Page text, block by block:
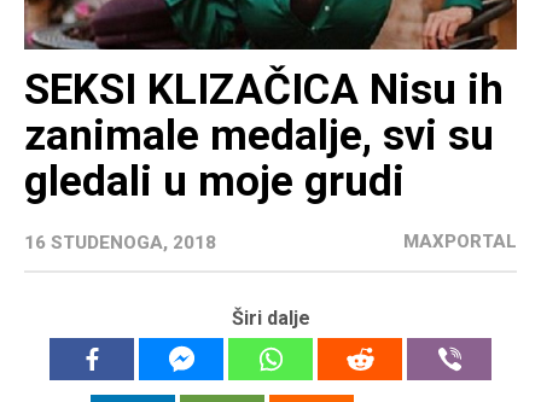
SEKSI KLIZAČICA Nisu ih
zanimale medalje, svi su
gledali u moje grudi
16 STUDENOGA, 2018 MAXPORTAL
Širi dalje